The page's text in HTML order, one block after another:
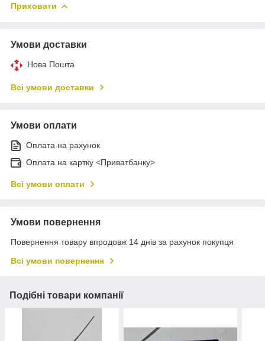
Приховати
Умови доставки
Нова Пошта
Всі умови доставки
Умови оплати
Оплата на рахунок
Оплата на картку <Приватбанку>
Всі умови оплати
Умови повернення
Повернення товару впродовж 14 днів за рахунок покупця
Всі умови повернення
Подібні товари компанії